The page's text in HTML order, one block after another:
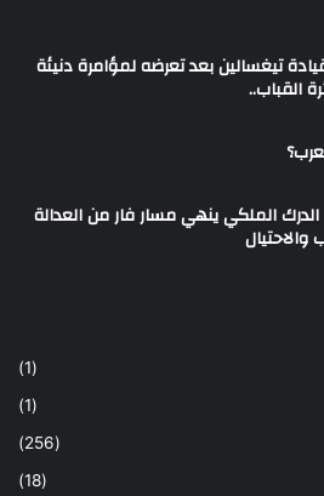
قيادة تيغسالين بعد تعرضه لمؤامرة دنيئة
القباب..
الملكي ينهي مسار فار من العدالة
(1)
(1)
(256)
(18)